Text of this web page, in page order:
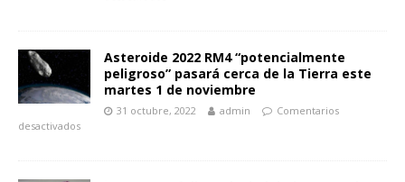
Asteroide 2022 RM4 “potencialmente
peligroso” pasará cerca de la Tierra este
martes 1 de noviembre
31 octubre, 2022 admin
Comentarios
desactivados